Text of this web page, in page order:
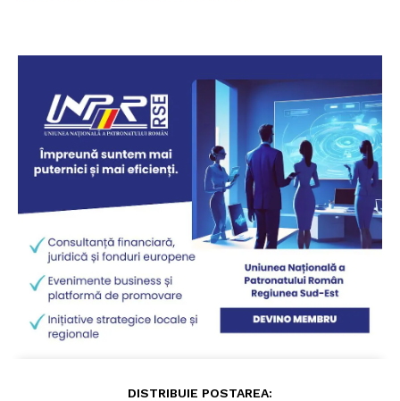
DISTRIBUIE POSTAREA: